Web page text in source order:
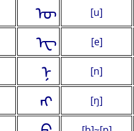
ᠦ [u]
ᠧ [e]
ᠨ [n]
ᠩ [ŋ]